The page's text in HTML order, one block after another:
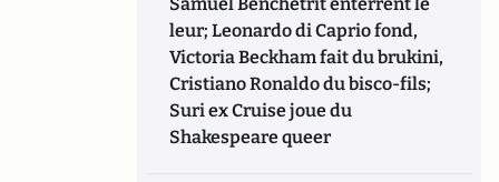
leur; Leonardo di Caprio fond,
Victoria Beckham fait du brukini,
Cristiano Ronaldo du bisco-fils;
Suri ex Cruise joue du
Shakespeare queer